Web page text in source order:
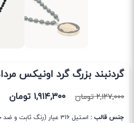
گردنبند بزرگ گرد اونیکس
۲,۱۲۷,۰۰۰تومان ۱,۹۱۴,۳۰۰ تومان
جنس قالب : استیل 316 عیار (رنگ ثابت و ضد حساسیت)